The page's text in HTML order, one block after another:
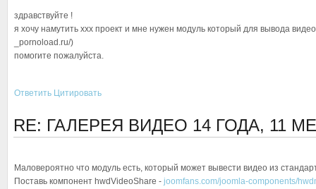
здравствуйте !
я хочу намутить xxx проект и мне нужен модуль который для вывода
_pornoload.ru/)
помогите пожалуйста.
Ответить Цитировать
RE: ГАЛЕРЕЯ ВИДЕО 14 ГОДА, 11
Маловероятно что модуль есть, который может вывести видео из
Поставь компонент hwdVideoShare - joomfans.com/joomla-components/